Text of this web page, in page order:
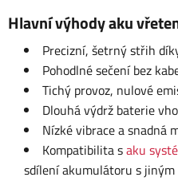
Hlavní výhody aku
Precizní, šetrný střih
Pohodlné sečení bez
Tichý provoz, nulové
Dlouhá výdrž baterie
Nízké vibrace a snadná
Kompatibilita saku
sdílení akumulátoru s